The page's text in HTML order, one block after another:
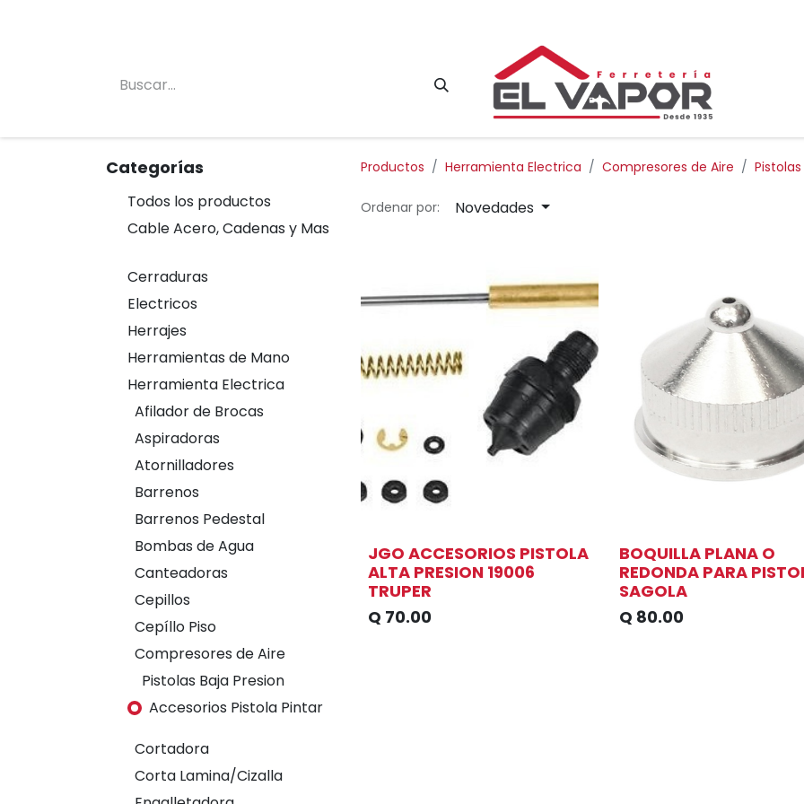
Categorías
Todos los productos
Cable Acero, Cadenas y Mas
Cerraduras
Electricos
Herrajes
Herramientas de Mano
Herramienta Electrica
Afilador de Brocas
Aspiradoras
Atornilladores
Barrenos
Barrenos Pedestal
Bombas de Agua
Canteadoras
Cepillos
Cepíllo Piso
Compresores de Aire
Pistolas Baja Presion
Accesorios Pistola Pintar
Cortadora
Corta Lamina/Cizalla
Productos Herramienta Electrica Compresores de Aire
Ordenar por: Novedades
JGO ACCESORIOS PISTOLA
ALTA PRESION 19006
TRUPER
Q 70.00
BOQUILLA PLANA O
REDONDA PARA
SAGOLA
Q 80.00